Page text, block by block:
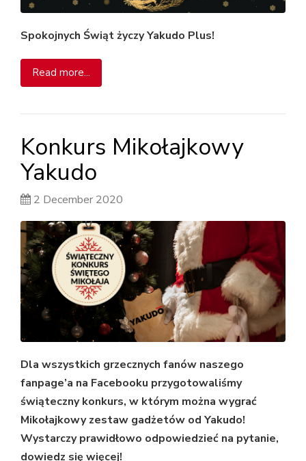
Spokojnych Świąt życzy Yakudo Plus!
Read more...
Konkurs Mikołajkowy
Yakudo
2 December 2020
Dla wszystkich grzecznych fanów naszego
fanpage’a na Facebooku przygotowaliśmy
świąteczny konkurs, w którym można wygrać
Mikołajkowy zestaw gadżetów od Yakudo!
Wystarczy prawidłowo odpowiedzieć na pytanie,
dowiedz się więcej!